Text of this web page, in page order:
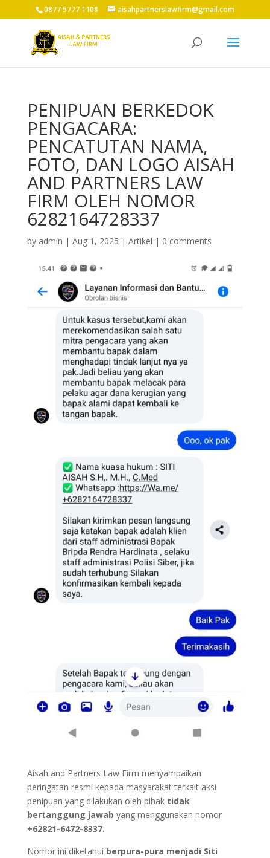
0877 5777 1108 aisahpartnerslawfirm@gmail.com
PENIPUAN BERKEDOK
PENGACARA:
PENCATUTAN NAMA,
FOTO, DAN LOGO AISAH
AND PARTNERS LAW
FIRM OLEH NOMOR
6282164728337
by admin | Aug 1, 2025 | Artikel | 0 comments
Aisah and Partners Law Firm menyampaikan
peringatan resmi kepada masyarakat terkait aksi
penipuan yang dilakukan oleh pihak tidak
bertanggung jawab yang menggunakan nomor
+62821-6472-8337.
Nomor ini diketahui berpura-pura menjadi Siti